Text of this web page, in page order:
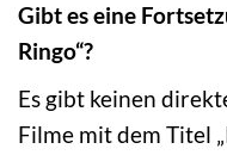
Gibt es eine
Ringo“?
Es gibt keinen
Filme mit dem Titel